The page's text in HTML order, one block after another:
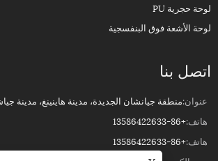
لوحة حجرية PU
لوحة الأشعة فوق البنفسجية
اتصل بنا
عنوان:منطقة جيانشان الجديدة، مدينة هاينينغ، مدينة
هاتف:+86-13586422633
هاتف:+86-13586422633